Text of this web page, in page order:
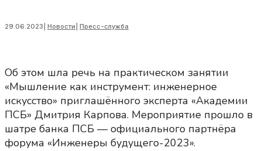
29.06.2023 Новости Пресс-служба
Об этом шла речь на практическом занятии
«Мышление как инструмент: инженерное
искусство» приглашённого эксперта «Академии
ПСБ» Дмитрия Карпова. Мероприятие прошло в
шатре банка ПСБ — официального партнёра
форума «Инженеры будущего-2023».